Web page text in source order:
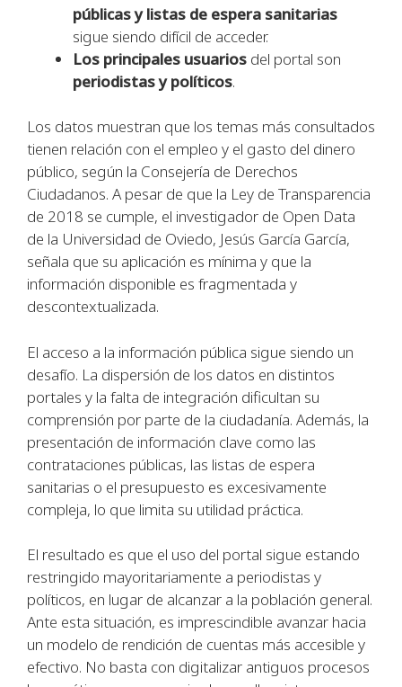
públicas y listas de espera sanitarias
sigue siendo difícil de acceder.
Los principales usuarios del portal son
periodistas y políticos.
Los datos muestran que los temas más consultados
tienen relación con el empleo y el gasto del dinero
público, según la Consejería de Derechos
Ciudadanos. A pesar de que la Ley de Transparencia
de 2018 se cumple, el investigador de Open Data
de la Universidad de Oviedo, Jesús García García,
señala que su aplicación es mínima y que la
información disponible es fragmentada y
descontextualizada.
El acceso a la información pública sigue siendo un
desafío. La dispersión de los datos en distintos
portales y la falta de integración dificultan su
comprensión por parte de la ciudadanía. Además, la
presentación de información clave como las
contrataciones públicas, las listas de espera
sanitarias o el presupuesto es excesivamente
compleja, lo que limita su utilidad práctica.
El resultado es que el uso del portal sigue estando
restringido mayoritariamente a periodistas y
políticos, en lugar de alcanzar a la población general.
Ante esta situación, es imprescindible avanzar hacia
un modelo de rendición de cuentas más accesible y
efectivo. No basta con digitalizar antiguos procesos